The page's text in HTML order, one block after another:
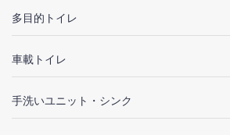
多目的トイレ
車載トイレ
手洗いユニット・シンク